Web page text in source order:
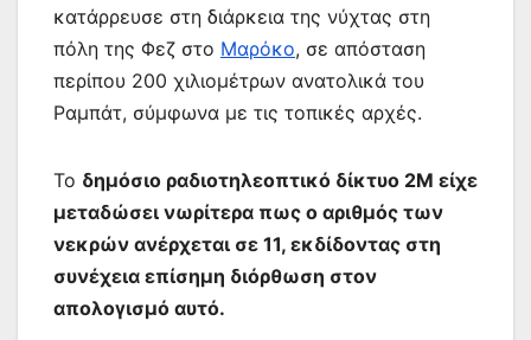
κατάρρευσε στη διάρκεια της νύχτας στη
πόλη της Φεζ στο Μαρόκο, σε απόσταση
περίπου 200 χιλιομέτρων ανατολικά του
Ραμπάτ, σύμφωνα με τις τοπικές αρχές.
Το δημόσιο ραδιοτηλεοπτικό δίκτυο 2M είχε
μεταδώσει νωρίτερα πως ο αριθμός των
νεκρών ανέρχεται σε 11, εκδίδοντας στη
συνέχεια επίσημη διόρθωση στον
απολογισμό αυτό.